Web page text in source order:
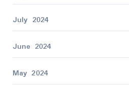
July 2024
June 2024
May 2024